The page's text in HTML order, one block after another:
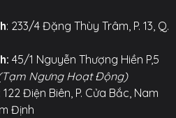
RỐI:Cáp được làm từ
mềm mại, giúp chống rối
Phần cổ cáp được gia cố
đã vượt qua hơn 10,000
cong, đảm bảo độ bền vượt
thông thường.
: 233/4 Đặng Thùy Trâm, P. 13, Q.
45/1 Nguyễn Thượng Hiền P,5
Ngưng Hoạt Động)
122 Điện Biên, P. Cửa Bắc, Nam
Định